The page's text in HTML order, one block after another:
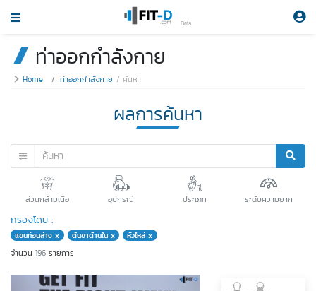
Beta
ท่าออกกำลังกาย
Home ท่าออกกำลังกาย ค้นหา
ผลการค้นหา
ส่วนกล้ามเนือ อุปกรณ์ ประเภท ระดับความยาก
กรองโดย :
แขนท่อนล่าง x ต้นขาด้านใน x
หัวไหล่ x
จำนวน 196 รายการ